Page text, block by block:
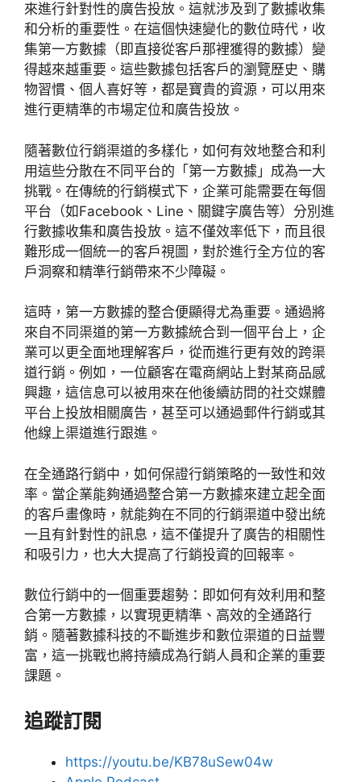
來進行針對性的廣告投放。這就涉及到了數據收集
和分析的重要性。在這個快速變化的數位時代，收
集第一方數據（即直接從客戶那裡獲得的數據）變
得越來越重要。這些數據包括客戶的瀏覽歷史、購
物習慣、個人喜好等，都是寶貴的資源，可以用來
進行更精準的市場定位和廣告投放。
隨著數位行銷渠道的多樣化，如何有效地整合和利
用這些分散在不同平台的「第一方數據」成為一大
挑戰。在傳統的行銷模式下，企業可能需要在每個
平台（如Facebook、Line、關鍵字廣告等）分別進
行數據收集和廣告投放。這不僅效率低下，而且很
難形成一個統一的客戶視圖，對於進行全方位的客
戶洞察和精準行銷帶來不少障礙。
這時，第一方數據的整合便顯得尤為重要。通過將
來自不同渠道的第一方數據統合到一個平台上，企
業可以更全面地理解客戶，從而進行更有效的跨渠
道行銷。例如，一位顧客在電商網站上對某商品感
興趣，這信息可以被用來在他後續訪問的社交媒體
平台上投放相關廣告，甚至可以通過郵件行銷或其
他線上渠道進行跟進。
在全通路行銷中，如何保證行銷策略的一致性和效
率。當企業能夠通過整合第一方數據來建立起全面
的客戶畫像時，就能夠在不同的行銷渠道中發出統
一且有針對性的訊息，這不僅提升了廣告的相關性
和吸引力，也大大提高了行銷投資的回報率。
數位行銷中的一個重要趨勢：即如何有效利用和整
合第一方數據，以實現更精準、高效的全通路行
銷。隨著數據科技的不斷進步和數位渠道的日益豐
富，這一挑戰也將持續成為行銷人員和企業的重要
課題。
追蹤訂閱
https://youtu.be/KB78uSew04w